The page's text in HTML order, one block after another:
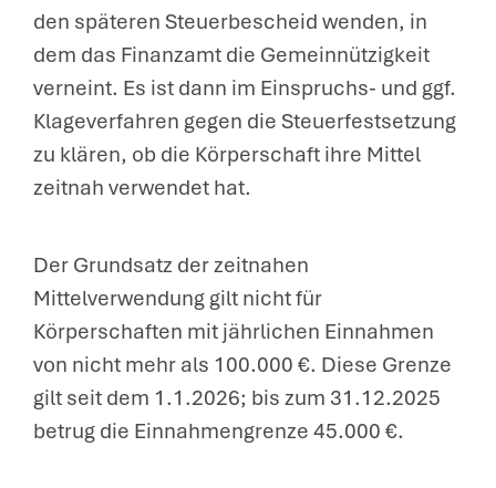
den späteren Steuerbescheid wenden, in
dem das Finanzamt die Gemeinnützigkeit
verneint. Es ist dann im Einspruchs- und ggf.
Klageverfahren gegen die Steuerfestsetzung
zu klären, ob die Körperschaft ihre Mittel
zeitnah verwendet hat.
Der Grundsatz der zeitnahen
Mittelverwendung gilt nicht für
Körperschaften mit jährlichen Einnahmen
von nicht mehr als 100.000 €. Diese Grenze
gilt seit dem 1.1.2026; bis zum 31.12.2025
betrug die Einnahmengrenze 45.000 €.